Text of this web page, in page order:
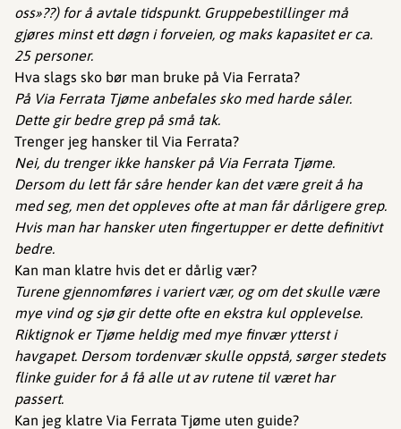
oss»??) for å avtale tidspunkt. Gruppebestillinger må
gjøres minst ett døgn i forveien, og maks kapasitet er ca.
25 personer.
Hva slags sko bør man bruke på Via Ferrata?
På Via Ferrata Tjøme anbefales sko med harde såler.
Dette gir bedre grep på små tak.
Trenger jeg hansker til Via Ferrata?
Nei, du trenger ikke hansker på Via Ferrata Tjøme.
Dersom du lett får såre hender kan det være greit å ha
med seg, men det oppleves ofte at man får dårligere grep.
Hvis man har hansker uten fingertupper er dette definitivt
bedre.
Kan man klatre hvis det er dårlig vær?
Turene gjennomføres i variert vær, og om det skulle være
mye vind og sjø gir dette ofte en ekstra kul opplevelse.
Riktignok er Tjøme heldig med mye finvær ytterst i
havgapet. Dersom tordenvær skulle oppstå, sørger stedets
flinke guider for å få alle ut av rutene til været har
passert.
Kan jeg klatre Via Ferrata Tjøme uten guide?